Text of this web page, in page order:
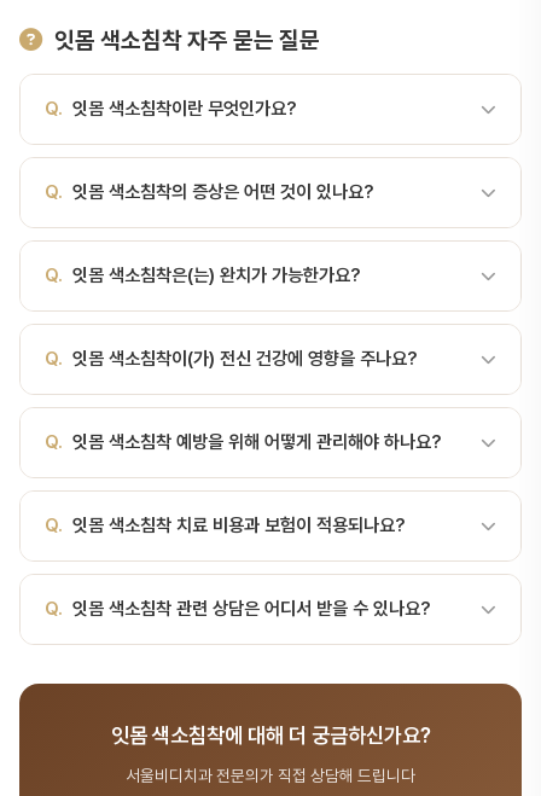
잇몸 색소침착 자주 묻는 질문
Q. 잇몸 색소침착이란 무엇인가요?
이 아닌 갈색·검은색·청회색으로 변색된 상태입니다. 잇몸 색소침착
(Gingival Pigmentation)은 잇몸이 정상 분홍색이 아닌 갈색·검은
색·청회색으로 변색된 상태입니다. 멜라닌 침착이 대부분이지만, 일부
착의 주요 원인원인특징생리적 멜라닌유전·인종성, 좌우 대칭흡연흡
연자 멜라닌증, 앞니 잇몸금속 침착아말감·금속 보철 마진 회색띠약물
(반드시 진료)한쪽 잇몸에만 비대칭으로 생긴 검은 반점최근 1~3개월
사이 새로 생긴 변색반점 크기가 커지거나 모양이 변함변색 부위가 솟
는 단순 색소침착이 아닌 흑색종 등 …
Q. 잇몸 색소침착의 증상은 어떤 것이 있나요?
이 아닌 갈색·검은색·청회색으로 변색된 상태입니다. 치주 질환의 대
표 증상은 잇몸 출혈, 붓기, 시림, 구취, 치아 흔들림 등입니다. 초기에
는 증상이 경미하여 놓치기 쉬우므로 정기 검진이 중요합니다.
Q. 잇몸 색소침착은(는) 완치가 가능한가요?
합니다. 진행된 치주염은 완전 회복이 어렵지만, 적극적인 치료로 진
행을 멈추고 유지할 수 있습니다.
Q. 잇몸 색소침착이(가) 전신 건강에 영향을 주나요?
관련이 있습니다. 구강 건강이 전신 건강의 시작입니다. 서울비디치과
에서는 통합적 관점의 치주 관리를 제공합니다.
Q. 잇몸 색소침착 예방을 위해 어떻게 관리해야 하나요?
정기 스케일링이 치주 질환 예방의 핵심입니다. 서울비디치과에서 맞
춤 구강 관리 교육을 받아보세요.
Q. 잇몸 색소침착 치료 비용과 보험이 적용되나요?
적용이 가능합니다. 서울비디치과 상담(041-415-2892)을 통해 정
확한 비용을 확인하세요.
Q. 잇몸 색소침착 관련 상담은 어디서 받을 수 있나요?
041-415-2892 또는 온라인 예약(bdbddc.com/reservation)
으로 상담을 받으실 수 있습니다.
잇몸 색소침착에 대해 더 궁금하신가요?
서울비디치과 전문의가 직접 상담해 드립니다